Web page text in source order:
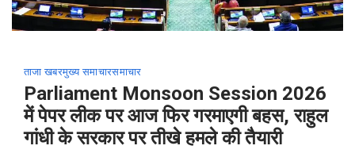
ताजा खबरमुख्य समाचारसमाचार
Parliament Monsoon Session 2026
में पेपर लीक पर आज फिर गरमाएगी बहस, राहुल
गांधी के सरकार पर तीखे हमले की तैयारी